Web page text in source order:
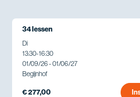
34 lessen
Di
13:30-16:30
01/09/26 - 01/06/27
Begijnhof
€ 277,00